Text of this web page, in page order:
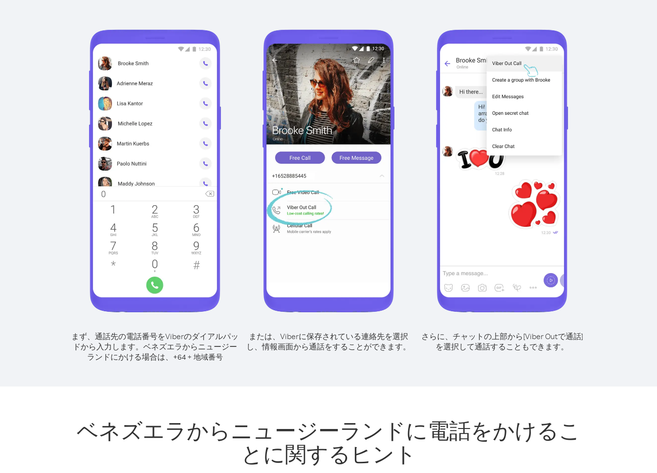
まず、通話先の電話番号をViberのダイアルパッ
ドから入力します。 ベネズエラからニュージー
ランドにかける場合は、 +64 + 地域番号
または、Viberに保存されている連絡先を選択
し、情報画面から通話をすることができます。
さらに、チャットの上部から[Viber Outで通話]
を選択して通話することもできます。
ベネズエラからニュージーランドに電話をかけるこ
とに関するヒント